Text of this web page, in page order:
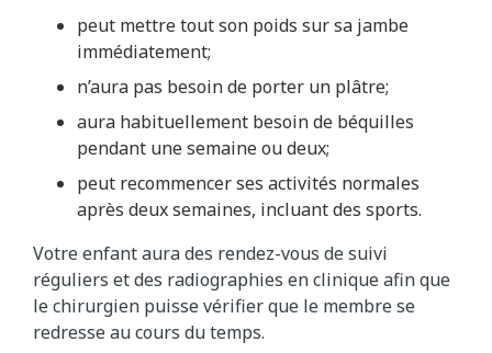
peut mettre tout son poids sur sa jambe
immédiatement;
n’aura pas besoin de porter un plâtre;
aura habituellement besoin de béquilles
pendant une semaine ou deux;
peut recommencer ses activités normales
après deux semaines, incluant des sports.
Votre enfant aura des rendez-vous de suivi
réguliers et des radiographies en clinique afin que
le chirurgien puisse vérifier que le membre se
redresse au cours du temps.